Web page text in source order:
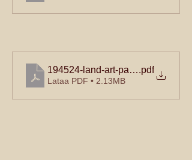
194524-land-art-payspdg-samatan
.pdf
Lataa PDF • 2.13MB